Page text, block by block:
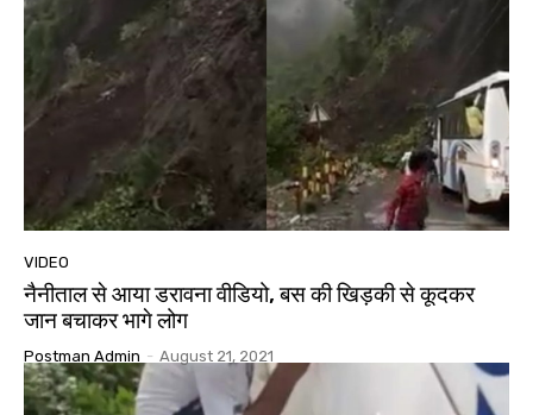
VIDEO
नैनीताल से आया डरावना वीडियो, बस की खिड़की से कूदकर
जान बचाकर भागे लोग
Postman Admin - August 21, 2021